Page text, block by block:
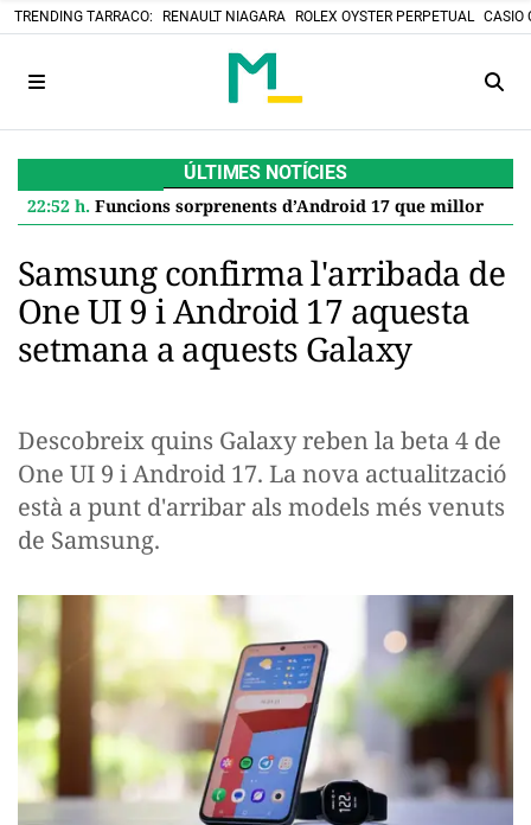
TRENDING TARRACO: RENAULT NIAGARA ROLEX OYSTER PERPETUAL CASIO
ÚLTIMES NOTÍCIES
22:52 h. Funcions sorprenents d’Android 17 que milloren el teu Google Pixel
Samsung confirma l'arribada de
One UI 9 i Android 17 aquesta
setmana a aquests Galaxy
Descobreix quins Galaxy reben la beta 4 de
One UI 9 i Android 17. La nova actualització
està a punt d'arribar als models més venuts
de Samsung.